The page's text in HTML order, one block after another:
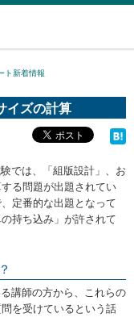
ト新着情報
イズの計算
では、「組版設計」、お
る問題が出題されてい
定番的な出題となって
持ち込み」が許されて
講師の方から、これらの
を受けているという話